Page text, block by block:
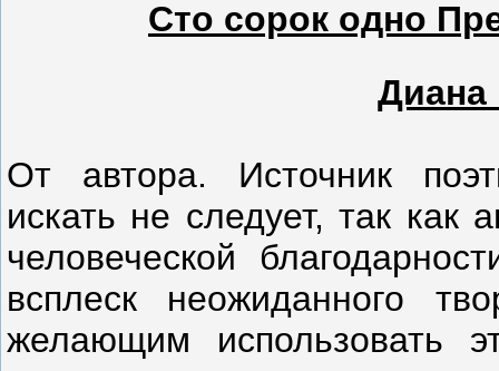
Сто сорок одно
Диана
От автора. Источник
искать не следует, так
человеческой
всплеск неожиданного
желающим использовать